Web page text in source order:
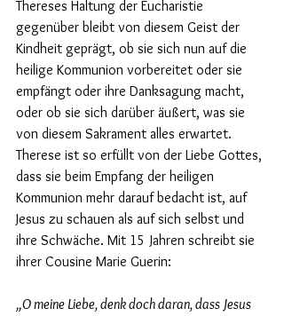
Thereses Haltung der Eucharistie
gegenüber bleibt von diesem Geist der
Kindheit geprägt, ob sie sich nun auf die
heilige Kommunion vorbereitet oder sie
empfängt oder ihre Danksagung macht,
oder ob sie sich darüber äußert, was sie
von diesem Sakrament alles erwartet.
Therese ist so erfüllt von der Liebe Gottes,
dass sie beim Empfang der heiligen
Kommunion mehr darauf bedacht ist, auf
Jesus zu schauen als auf sich selbst und
ihre Schwäche. Mit 15 Jahren schreibt sie
ihrer Cousine Marie Guerin:
„O meine Liebe, denk doch daran, dass Jesus